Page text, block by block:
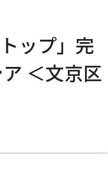
ップ」完
＜文京区